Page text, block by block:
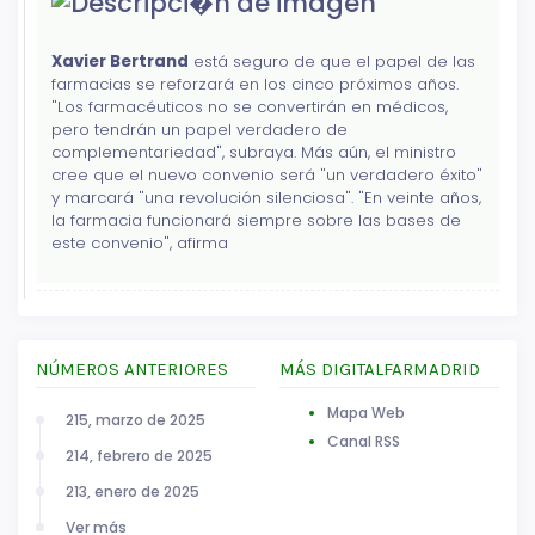
Xavier Bertrand está seguro de que el papel de las
farmacias se reforzará en los cinco próximos años.
"Los farmacéuticos no se convertirán en médicos,
pero tendrán un papel verdadero de
complementariedad", subraya. Más aún, el ministro
cree que el nuevo convenio será "un verdadero éxito"
y marcará "una revolución silenciosa". "En veinte años,
la farmacia funcionará siempre sobre las bases de
este convenio", afirma
NÚMEROS ANTERIORES
215, marzo de 2025
214, febrero de 2025
213, enero de 2025
Ver más
MÁS DIGITALFARMADRID
Mapa Web
Canal RSS